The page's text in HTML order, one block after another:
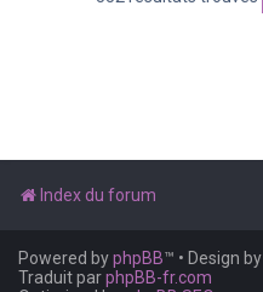
Index du forum
Powered byphpBB™ • Design by
Traduit parphpBB-fr.com